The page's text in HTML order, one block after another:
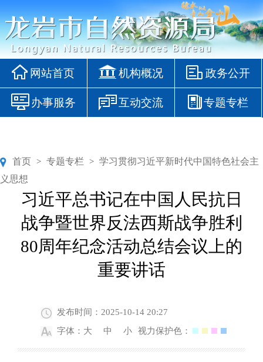
网站首页 机构概况 政务公开
办事服务 互动交流 专题专栏
首页 > 专题专栏 > 学习贯彻习近平新时代中国特色社会主
义思想
习近平总书记在中国人民抗日
战争暨世界反法西斯战争胜利
80周年纪念活动总结会议上的
重要讲话
发布时间：2025-10-14 20:27
字体： 大 中 小 视力保护色：